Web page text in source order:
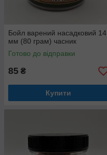
Бойл варений насадковий 14
мм (80 грам) часник
Готово до відправки
85 ₴
Купити